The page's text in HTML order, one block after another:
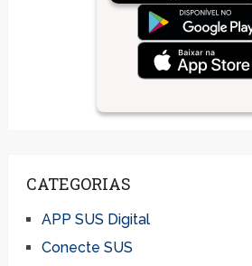
CATEGORIAS
APP SUS Digital
Conecte SUS